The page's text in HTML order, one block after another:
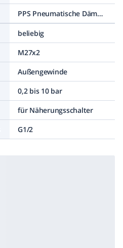
PPS Pneumatische Dämpfung selbsteinstellend
beliebig
M27x2
Außengewinde
0,2 bis 10 bar
für Näherungsschalter
G1/2